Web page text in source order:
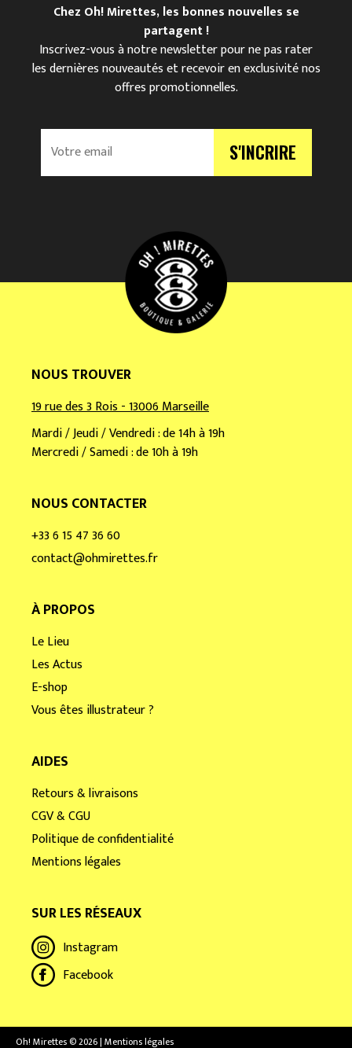
Chez Oh! Mirettes, les bonnes nouvelles se
partagent !
Inscrivez-vous à notre newsletter pour ne pas rater
les dernières nouveautés et recevoir en exclusivité nos
offres promotionnelles.
V
r
l
S'INCRIRE
NOUS TROUVER
19 rue des 3 Rois - 13006 Marseille
Mardi / Jeudi / Vendredi : de 14h à 19h
Mercredi / Samedi : de 10h à 19h
NOUS CONTACTER
+33 6 15 47 36 60
contact@ohmirettes.fr
À PROPOS
Le Lieu
Les Actus
E-shop
Vous êtes illustrateur ?
AIDES
Retours & livraisons
CGV & CGU
Politique de confidentialité
Mentions légales
SUR LES RÉSEAUX
Instagram
Facebook
Oh! Mirettes © 2026 | Mentions légales